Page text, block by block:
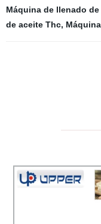
Máquina de llenado
de aceite Thc,